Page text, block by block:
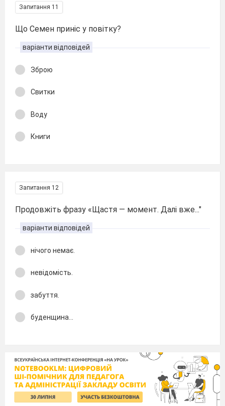
Запитання 11
Що Семен приніс у повітку?
варіанти відповідей
Зброю
Свитки
Воду
Книги
Запитання 12
Продовжіть фразу «Щастя — момент. Далі вже..."
варіанти відповідей
нічого немає.
невідомість.
забуття.
буденщина...